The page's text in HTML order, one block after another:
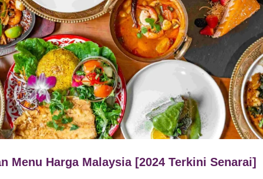
Menu Harga Malaysia [2024 Terkini Senarai]